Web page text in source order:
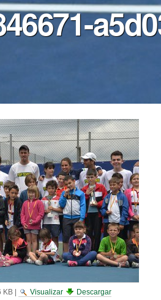
KB| Visualizar Descargar